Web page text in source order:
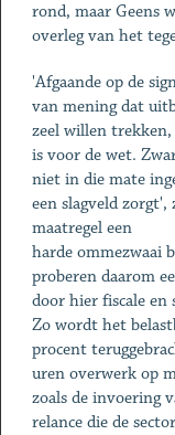
rond, maar Geens
overleg van het
'Afgaande op de
van mening dat
zeel willen
is voor de wet.
niet in die mate
een slagveld zorgt',
maatregel een
harde ommezwaai
proberen daarom
door hier fiscale en
Zo wordt het
procent
uren overwerk op
zoals de invoering
relance die de